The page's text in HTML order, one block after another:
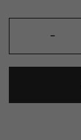
-